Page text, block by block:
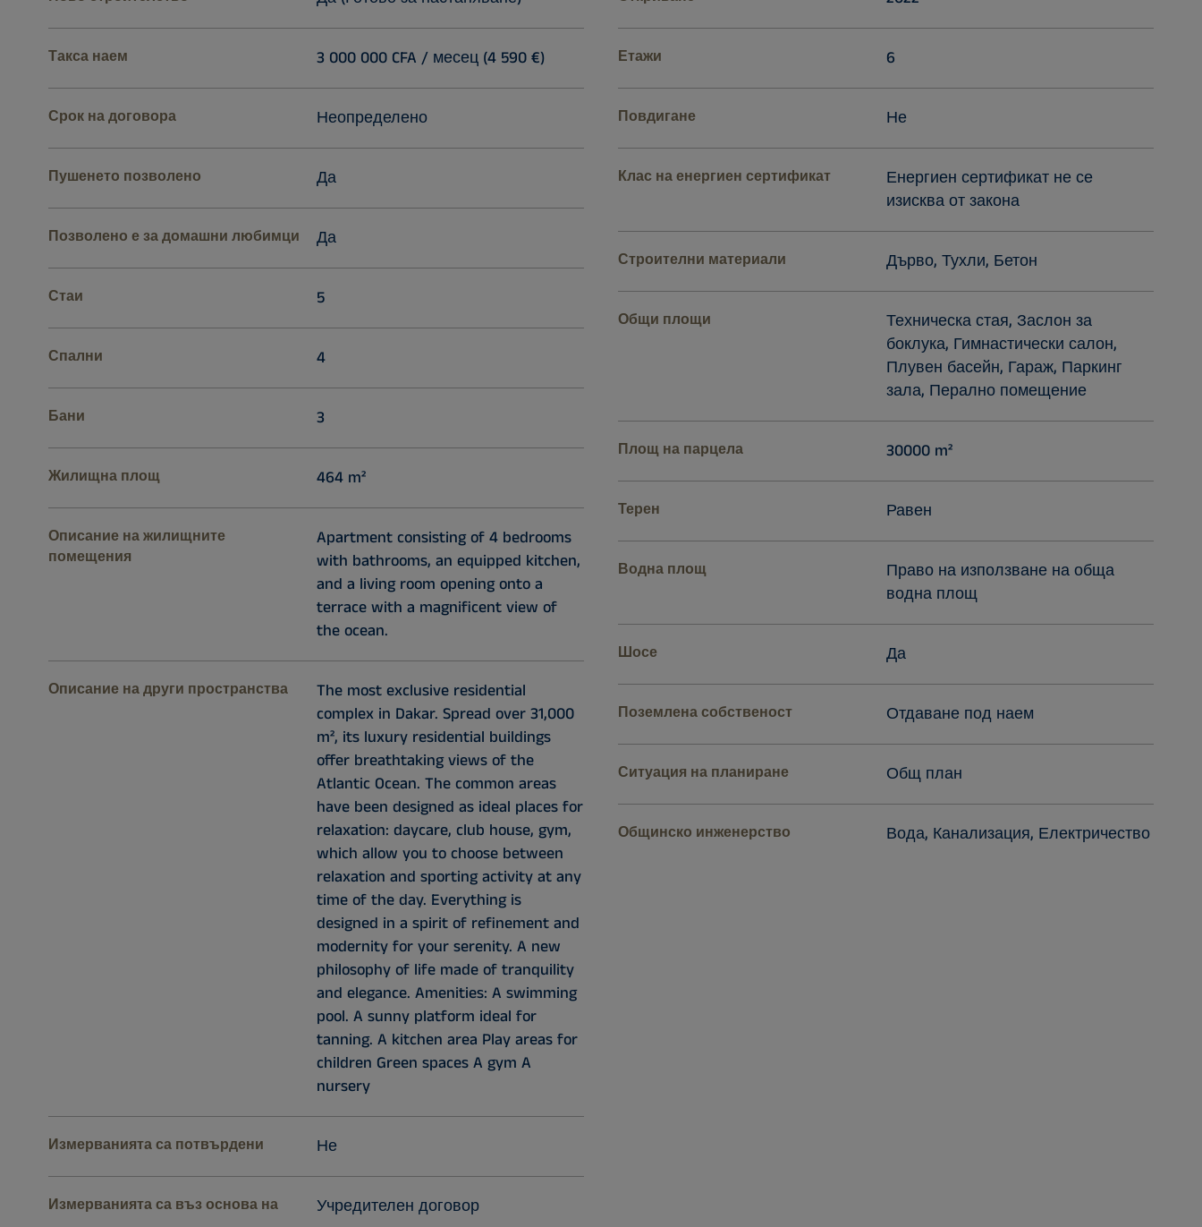
Такса наем 3 000 000 CFA / месец (4 590 €)
Срок на договора Неопределено
Пушенето позволено Да
Позволено е за домашни любимци Да
Стаи 5
Спални 4
Бани 3
Жилищна площ 464 m²
Описание на жилищните
помещения
Apartment consisting of 4 bedrooms
with bathrooms, an equipped kitchen,
and a living room opening onto a
terrace with a magnificent view of
the ocean.
Описание на други пространства
The most exclusive residential
complex in Dakar. Spread over 31,000
m², its luxury residential buildings
offer breathtaking views of the
Atlantic Ocean. The common areas
have been designed as ideal places for
relaxation: daycare, club house, gym,
which allow you to choose between
relaxation and sporting activity at any
time of the day. Everything is
designed in a spirit of refinement and
modernity for your serenity. A new
philosophy of life made of tranquility
and elegance. Amenities: A swimming
pool. A sunny platform ideal for
tanning. A kitchen area Play areas for
children Green spaces A gym A
nursery
Измерванията са потвърдени Не
Измерванията са въз основа на Учредителен договор
Етажи 6
Повдигане Не
Клас на енергиен сертификат
Енергиен сертификат не се
изисква от закона
Строителни материали Дърво, Тухли, Бетон
Общи площи
Техническа стая, Заслон за
боклука, Гимнастически салон,
Плувен басейн, Гараж, Паркинг
зала, Перално помещение
Площ на парцела 30000 m²
Терен Равен
Водна площ
Право на използване на обща
водна площ
Шосе Да
Поземлена собственост Отдаване под наем
Ситуация на планиране Общ план
Общинско инженерство Вода, Канализация, Електричество